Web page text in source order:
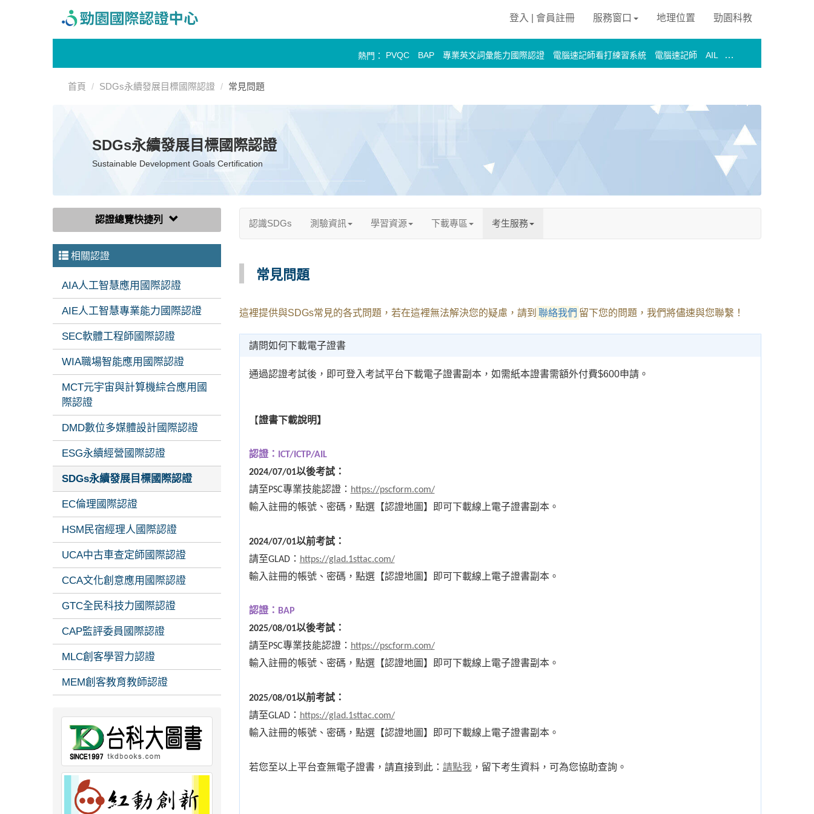
登入 | 會員註冊 服務窗口 地理位置 勁園科教
熱門： PVQC BAP 專業英文詞彙能力國際認證 電腦速記師看打練習系統 電腦速記師
AIL
PELC
首頁 SDGs永續發展目標國際認證 常見問題
SDGs永續發展目標國際認證
Sustainable Development Goals Certification
認證總覽快捷列
相關認證
AIA人工智慧應用國際認證
AIE人工智慧專業能力國際認證
SEC軟體工程師國際認證
WIA職場智能應用國際認證
MCT元宇宙與計算機綜合應用國
際認證
DMD數位多媒體設計國際認證
ESG永續經營國際認證
SDGs永續發展目標國際認證
EC倫理國際認證
HSM民宿經理人國際認證
UCA中古車查定師國際認證
CCA文化創意應用國際認證
GTC全民科技力國際認證
CAP監評委員國際認證
MLC創客學習力認證
MEM創客教育教師認證
認識SDGs 測驗資訊 學習資源 下載專區 考生服務
常見問題
這裡提供與SDGs常見的各式問題，若在這裡無法解決您的疑慮，請到 聯絡我們 留下您的問題，我們將儘速與您聯繫！
請問如何下載電子證書
通過認證考試後，即可登入考試平台下載電子證書副本，如需紙本證書需額外付費$600申請。
【證書下載說明】
認證：ICT/ICTP/AIL
2024/07/01以後考試：
請至PSC專業技能認證： https://pscform.com/
輸入註冊的帳號、密碼，點選【認證地圖】即可下載線上電子證書副本。
2024/07/01以前考試：
請至GLAD： https://glad.1sttac.com/
輸入註冊的帳號、密碼，點選【認證地圖】即可下載線上電子證書副本。
認證：BAP
2025/08/01以後考試：
請至PSC專業技能認證： https://pscform.com/
輸入註冊的帳號、密碼，點選【認證地圖】即可下載線上電子證書副本。
2025/08/01以前考試：
請至GLAD： https://glad.1sttac.com/
輸入註冊的帳號、密碼，點選【認證地圖】即可下載線上電子證書副本。
若您至以上平台查無電子證書，請直接到此： 請點我，留下考生資料，可為您協助查詢。